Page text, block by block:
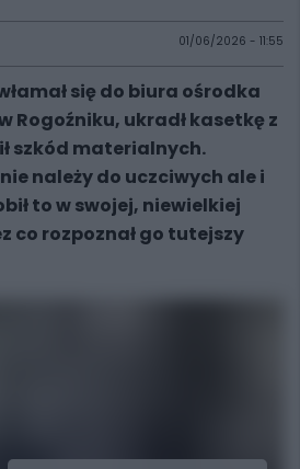
01/06/2026 - 11:55
się do biura ośrodka
Rogoźniku, ukradł kasetkę z
szkód materialnych.
należy do uczciwych ale i
to w swojej, niewielkiej
co rozpoznał go tutejszy